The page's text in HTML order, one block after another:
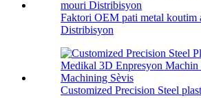
Faktori OEM pati metal koutim
Distribisyon
Customized Precision Steel